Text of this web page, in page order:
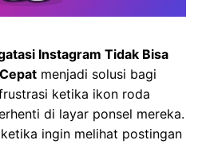
Instagram Tidak Bisa
menjadi solusi bagi
ketika ikon roda
di layar ponsel mereka.
ingin melihat postingan